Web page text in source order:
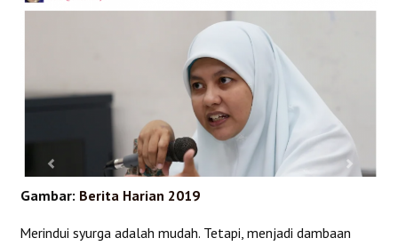
Gambar: Berita Harian 2019
Merindui syurga adalah mudah. Tetapi, menjadi dambaan